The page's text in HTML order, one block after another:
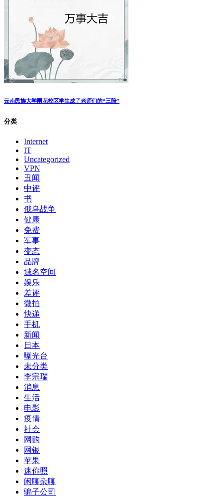
云南民族大学雨花校区学生成了老师们的“三陪”
分类
Internet
IT
Uncategorized
VPN
丑闻
中评
书
俄乌战争
健康
免费
军事
变态
品牌
域名空间
娱乐
差评
微拍
快递
手机
新闻
日本
曝光台
未分类
李宗瑞
消息
生活
电影
疫情
社会
网购
网银
苹果
迷你照
闲聊杂聊
骗子公司